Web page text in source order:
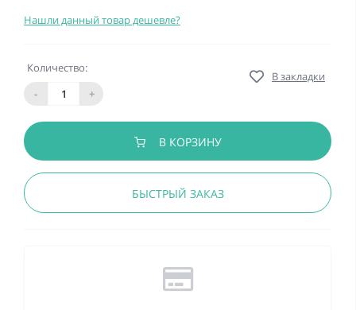
Нашли данный товар дешевле?
Количество:
-
+
В закладки
В КОРЗИНУ
БЫСТРЫЙ ЗАКАЗ